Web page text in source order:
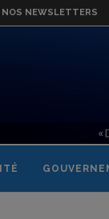
NOS NEWSLETTERS